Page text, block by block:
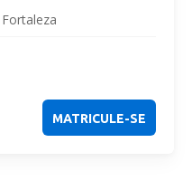
MATRICULE-SE